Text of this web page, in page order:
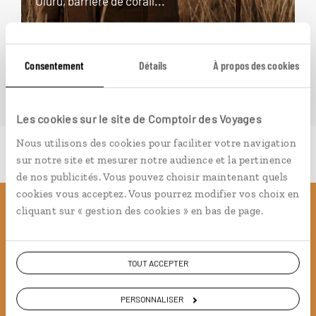
Consentement Détails À propos des cookies
Les cookies sur le site de Comptoir des Voyages
Nous utilisons des cookies pour faciliter votre navigation
sur notre site et mesurer notre audience et la pertinence
de nos publicités. Vous pouvez choisir maintenant quels
cookies vous acceptez. Vous pourrez modifier vos choix en
cliquant sur « gestion des cookies » en bas de page.
TOUT ACCEPTER
PERSONNALISER
à partir de 3900€
Pourquoi voyager avec
nous
Soyons honnête, nous ne sommes pas les seuls